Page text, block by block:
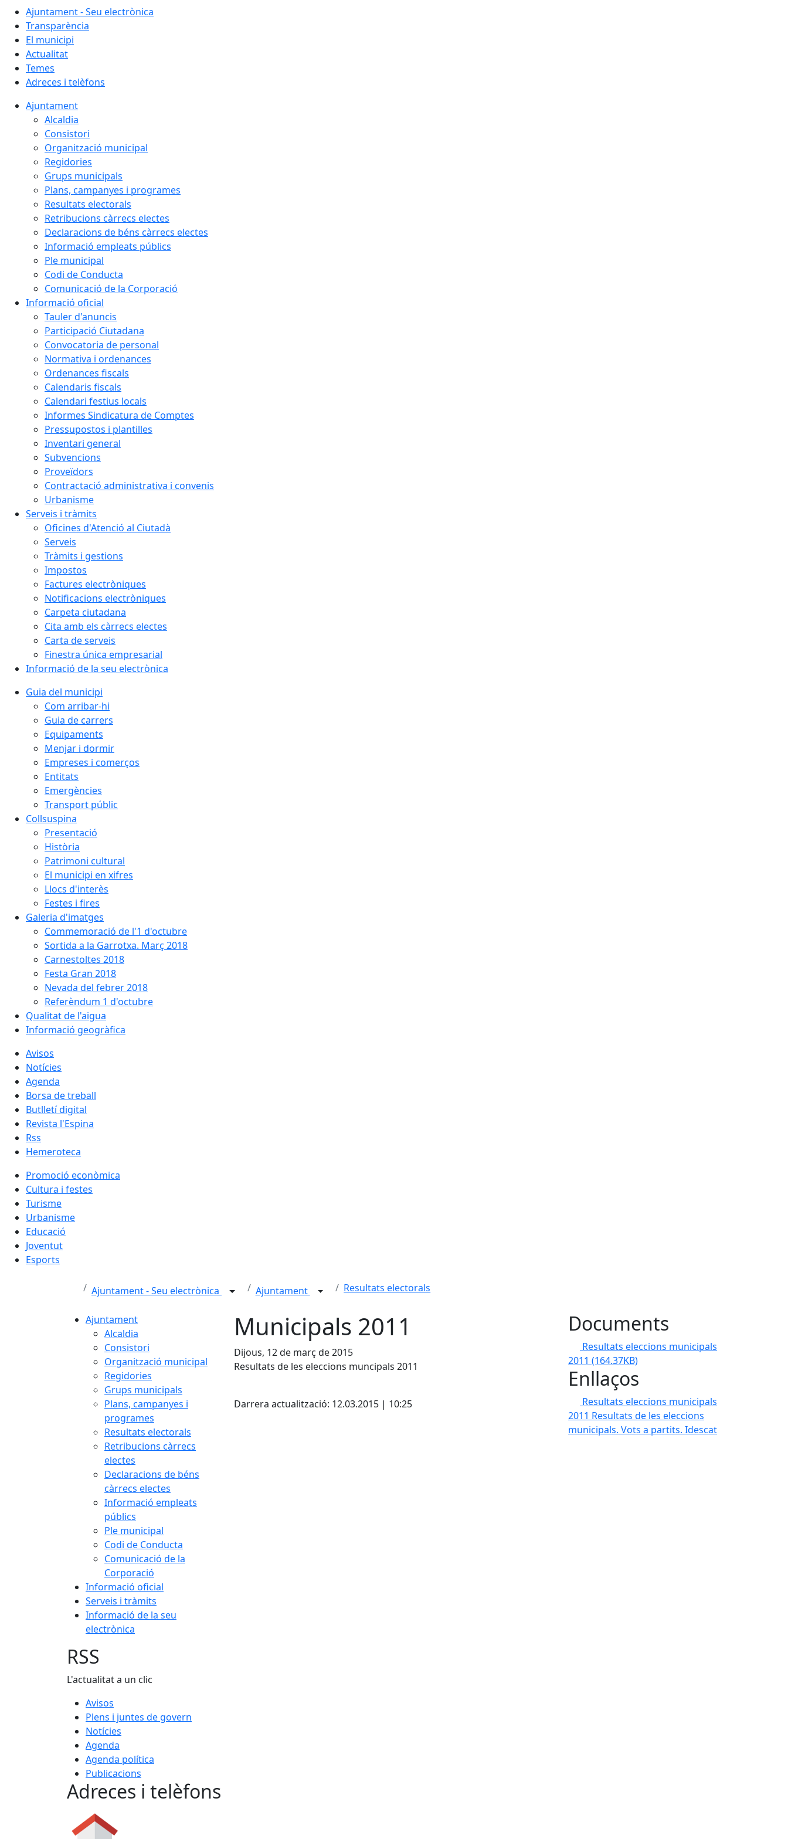
Ajuntament - Seu electrònica
Transparència
El municipi
Actualitat
Temes
Adreces i telèfons
Ajuntament
Alcaldia
Consistori
Organització municipal
Regidories
Grups municipals
Plans, campanyes i programes
Resultats electorals
Retribucions càrrecs electes
Declaracions de béns càrrecs electes
Informació empleats públics
Ple municipal
Codi de Conducta
Comunicació de la Corporació
Informació oficial
Tauler d'anuncis
Participació Ciutadana
Convocatoria de personal
Normativa i ordenances
Ordenances fiscals
Calendaris fiscals
Calendari festius locals
Informes Sindicatura de Comptes
Pressupostos i plantilles
Inventari general
Subvencions
Proveïdors
Contractació administrativa i convenis
Urbanisme
Serveis i tràmits
Oficines d'Atenció al Ciutadà
Serveis
Tràmits i gestions
Impostos
Factures electròniques
Notificacions electròniques
Carpeta ciutadana
Cita amb els càrrecs electes
Carta de serveis
Finestra única empresarial
Informació de la seu electrònica
Guia del municipi
Com arribar-hi
Guia de carrers
Equipaments
Menjar i dormir
Empreses i comerços
Entitats
Emergències
Transport públic
Collsuspina
Presentació
Història
Patrimoni cultural
El municipi en xifres
Llocs d'interès
Festes i fires
Galeria d'imatges
Commemoració de l'1 d'octubre
Sortida a la Garrotxa. Març 2018
Carnestoltes 2018
Festa Gran 2018
Nevada del febrer 2018
Referèndum 1 d'octubre
Qualitat de l'aigua
Informació geogràfica
Avisos
Notícies
Agenda
Borsa de treball
Butlletí digital
Revista l'Espina
Rss
Hemeroteca
Promoció econòmica
Cultura i festes
Turisme
Urbanisme
Educació
Joventut
Esports
Ajuntament - Seu electrònica Ajuntament Resultats electorals
Ajuntament
Alcaldia
Consistori
Organització municipal
Regidories
Grups municipals
Plans, campanyes i
programes
Resultats electorals
Retribucions càrrecs
electes
Declaracions de béns
càrrecs electes
Informació empleats
públics
Ple municipal
Codi de Conducta
Comunicació de la
Corporació
Informació oficial
Serveis i tràmits
Informació de la seu
electrònica
Municipals 2011
Dijous, 12 de març de 2015
Resultats de les eleccions muncipals 2011
Darrera actualització: 12.03.2015 | 10:25
Documents
Resultats eleccions municipals
2011 (164.37KB)
Enllaços
Resultats eleccions municipals
2011 Resultats de les eleccions
municipals. Vots a partits. Idescat
RSS
L'actualitat a un clic
Avisos
Plens i juntes de govern
Notícies
Agenda
Agenda política
Publicacions
Adreces i telèfons